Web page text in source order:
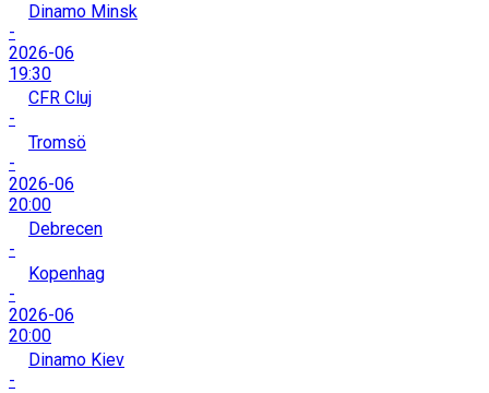
Dinamo Minsk
-
2026-06
19:30
CFR Cluj
-
Tromsö
-
2026-06
20:00
Debrecen
-
Kopenhag
-
2026-06
20:00
Dinamo Kiev
-